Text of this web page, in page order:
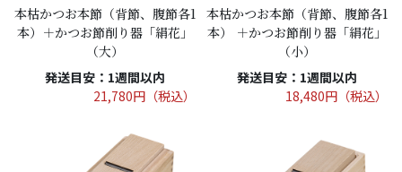
本枯かつお本節（背節、腹節各1
本）＋かつお節削り器「絹花」
（大）
発送目安：1週間以内
21,780円（税込）
本枯かつお本節（背節、腹節各1
本） ＋かつお節削り器「絹花」
（小）
発送目安：1週間以内
18,480円（税込）